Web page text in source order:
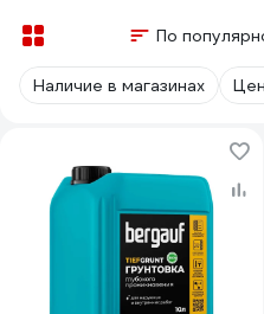
По
Наличие в магазинах